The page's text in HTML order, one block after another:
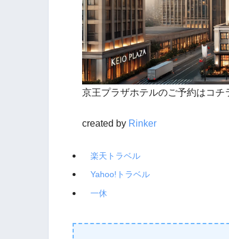
京王プラザホテルのご予約はコチ
created by Rinker
楽天トラベル
Yahoo!トラベル
一休